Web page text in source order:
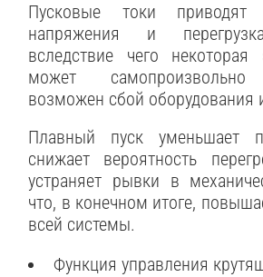
Пусковые токи
напряжения и
вследствие чего некоторая
может самопроизвольно
возможен сбой оборудования
Плавный пуск уменьшает
снижает вероятность
устраняет рывки в
что, в конечном итоге,
всей системы.
Функция управления